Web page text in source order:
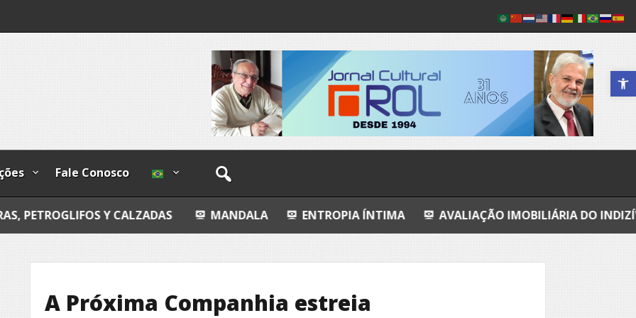
Abrir a
Fale Conosco
Y CALZADAS MANDALA ENTROPIA ÍNTIMA AVALIAÇÃO IMOBILIÁRIA DO INDIZÍVEL A
A Próxima Companhia estreia